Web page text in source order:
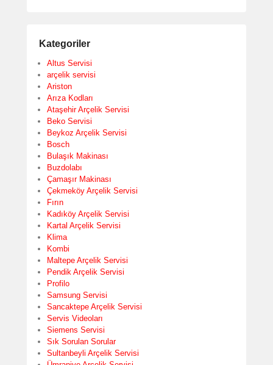
Kategoriler
Altus Servisi
arçelik servisi
Ariston
Arıza Kodları
Ataşehir Arçelik Servisi
Beko Servisi
Beykoz Arçelik Servisi
Bosch
Bulaşık Makinası
Buzdolabı
Çamaşır Makinası
Çekmeköy Arçelik Servisi
Fırın
Kadıköy Arçelik Servisi
Kartal Arçelik Servisi
Klima
Kombi
Maltepe Arçelik Servisi
Pendik Arçelik Servisi
Profilo
Samsung Servisi
Sancaktepe Arçelik Servisi
Servis Videoları
Siemens Servisi
Sık Sorulan Sorular
Sultanbeyli Arçelik Servisi